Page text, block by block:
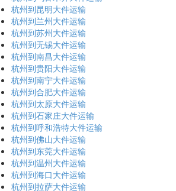
杭州到昆明大件运输
杭州到兰州大件运输
杭州到苏州大件运输
杭州到无锡大件运输
杭州到南昌大件运输
杭州到贵阳大件运输
杭州到南宁大件运输
杭州到合肥大件运输
杭州到太原大件运输
杭州到石家庄大件运输
杭州到呼和浩特大件运输
杭州到佛山大件运输
杭州到东莞大件运输
杭州到温州大件运输
杭州到海口大件运输
杭州到拉萨大件运输